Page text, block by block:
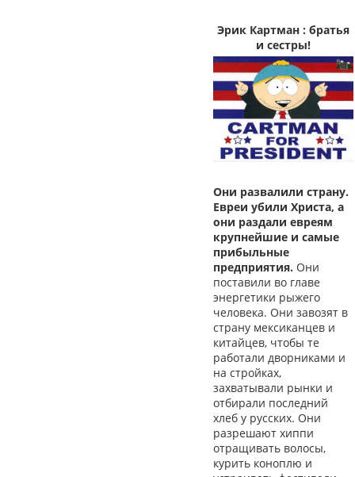
Эрик Картман : братья
и сестры!
Они развалили страну.
Евреи убили Христа, а
они раздали евреям
крупнейшие и самые
прибыльные
предприятия. Они
поставили во главе
энергетики рыжего
человека. Они завозят в
страну мексиканцев и
китайцев, чтобы те
работали дворниками и
на стройках,
захватывали рынки и
отбирали последний
хлеб у русских. Они
разрешают хиппи
отращивать волосы,
курить коноплю и